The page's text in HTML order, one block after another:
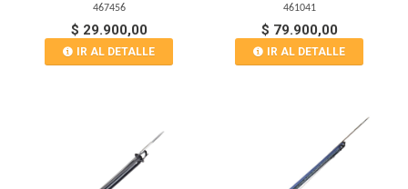
467456
$ 29.900,00
IR AL DETALLE
461041
$ 79.900,00
IR AL DETALLE